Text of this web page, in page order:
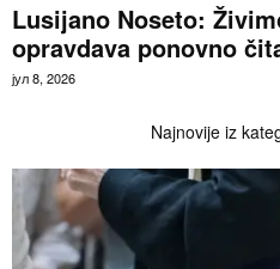
Lusijano Noseto:
opravdava ponovno
јул 8, 2026
Najnovije iz